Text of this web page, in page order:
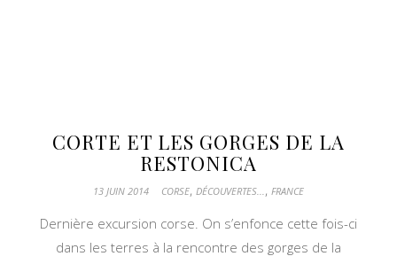
CORTE ET LES GORGES DE LA
RESTONICA
13 JUIN 2014 CORSE, DÉCOUVERTES..., FRANCE
Dernière excursion corse. On s’enfonce cette fois-ci
dans les terres à la rencontre des gorges de la